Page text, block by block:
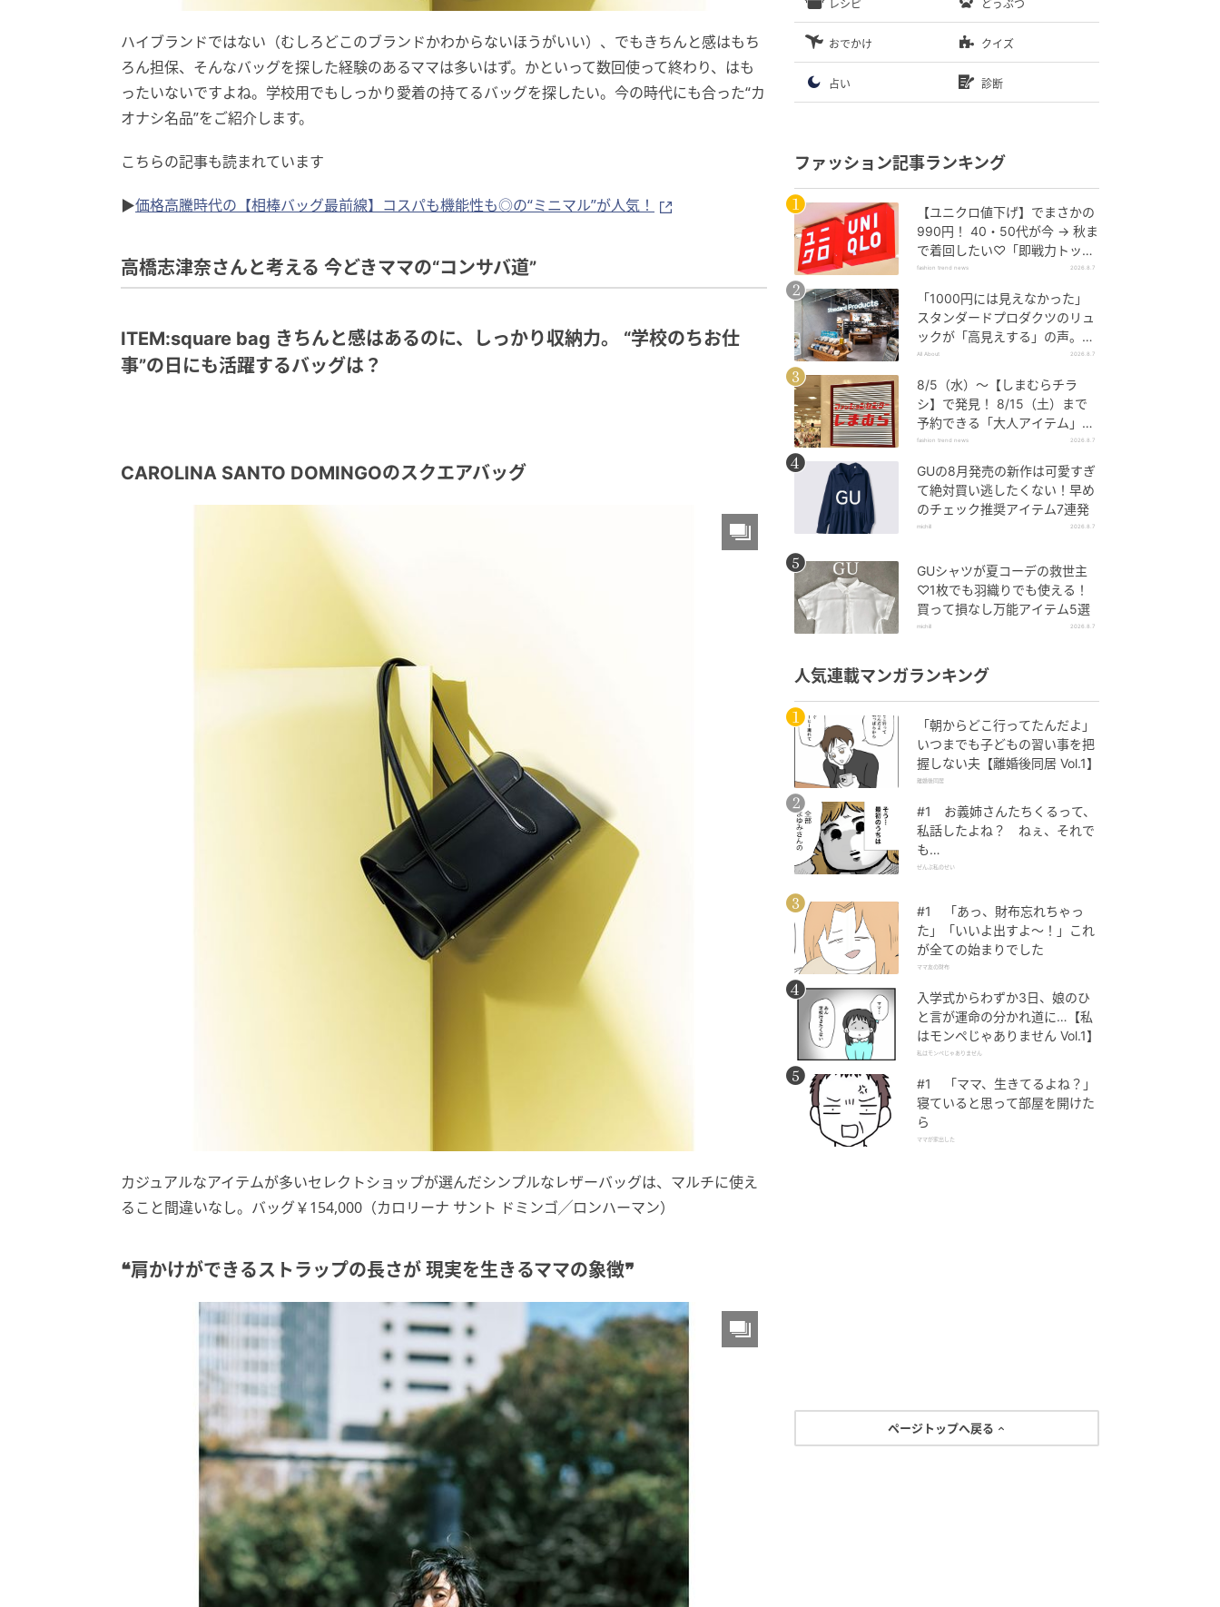
ハイブランドではない（むしろどこのブランドかわからないほうがいい）、でもきちんと感はもち
ろん担保、そんなバッグを探した経験のあるママは多いはず。かといって数回使って終わり、はも
ったいないですよね。学校用でもしっかり愛着の持てるバッグを探したい。今の時代にも合った“カ
オナシ名品”をご紹介します。
こちらの記事も読まれています
▶価格高騰時代の【相棒バッグ最前線】コスパも機能性も◎の“ミニマル”が人気！
高橋志津奈さんと考える 今どきママの“コンサバ道”
ITEM:square bag きちんと感はあるのに、しっかり収納力。 “学校のちお仕
事”の日にも活躍するバッグは？
CAROLINA SANTO DOMINGOのスクエアバッグ
カジュアルなアイテムが多いセレクトショップが選んだシンプルなレザーバッグは、マルチに使え
ること間違いなし。バッグ￥154,000（カロリーナ サント ドミンゴ╱ロンハーマン）
❝肩かけができるストラップの長さが 現実を生きるママの象徴❞
レシピ どうぶつ
おでかけ クイズ
占い 診断
ファッション記事ランキング
【ユニクロ値下げ】でまさかの
990円！ 40・50代が今 → 秋ま
で着回したい♡「即戦力トップ
ス」
fashion trend news 2026.8.7
「1000円には見えなかった」
スタンダードプロダクツのリュ
ックが「高見えする」の声。2
個購入する人も
All About 2026.8.7
8/5（水）〜【しまむらチラ
シ】で発見！ 8/15（土）まで
予約できる「大人アイテム」っ
て？
fashion trend news 2026.8.7
GUの8月発売の新作は可愛すぎ
て絶対買い逃したくない！早め
のチェック推奨アイテム7連発
michill 2026.8.7
GUシャツが夏コーデの救世主
♡1枚でも羽織りでも使える！
買って損なし万能アイテム5選
michill 2026.8.7
人気連載マンガランキング
「朝からどこ行ってたんだよ」
いつまでも子どもの習い事を把
握しない夫【離婚後同居 Vol.1】
離婚後同居
#1 お義姉さんたちくるって、
私話したよね？ ねぇ、それで
も…
ぜんぶ私のせい
#1 「あっ、財布忘れちゃっ
た」「いいよ出すよ〜！」これ
が全ての始まりでした
ママ友の財布
入学式からわずか3日、娘のひ
と言が運命の分かれ道に…【私
はモンペじゃありません Vol.1】
私はモンペじゃありません
#1 「ママ、生きてるよね？」
寝ていると思って部屋を開けた
ら
ママが家出した
ページトップへ戻る